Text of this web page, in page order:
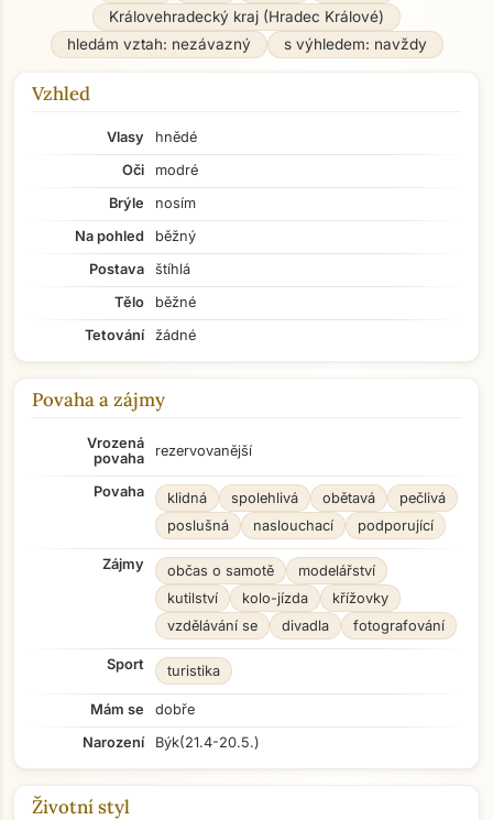
Královehradecký kraj (Hradec Králové)
hledám vztah: nezávazný
s výhledem: navždy
Vzhled
Vlasy
hnědé
Oči
modré
Brýle
nosím
Na pohled
běžný
Postava
štíhlá
Tělo
běžné
Tetování
žádné
Povaha a zájmy
Vrozená
povaha
rezervovanější
Povaha klidná spolehlivá obětavá
pečlivá
poslušná
naslouchací podporující
Zájmy občas o samotě
modelářství
kutilství
kolo-jízda
křížovky
vzdělávání se
divadla fotografování
Sport turistika
Mám se
dobře
Narození
Býk(21.4-20.5.)
Životní styl